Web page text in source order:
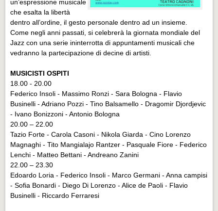
un’espressione musicale
che esalta la libertà
dentro all’ordine, il gesto personale dentro ad un insieme.
Come negli anni passati, si celebrerà la giornata mondiale del
Jazz con una serie ininterrotta di appuntamenti musicali che
vedranno la partecipazione di decine di artisti.
MUSICISTI OSPITI
18.00 - 20.00
Federico Insoli - Massimo Ronzi - Sara Bologna - Flavio
Businelli - Adriano Pozzi - Tino Balsamello - Dragomir Djordjevic
- Ivano Bonizzoni - Antonio Bologna
20.00 – 22.00
Tazio Forte - Carola Casoni - Nikola Giarda - Cino Lorenzo
Magnaghi - Tito Mangialajo Rantzer - Pasquale Fiore - Federico
Lenchi - Matteo Bettani - Andreano Zanini
22.00 – 23.30
Edoardo Loria - Federico Insoli - Marco Germani - Anna campisi
- Sofia Bonardi - Diego Di Lorenzo - Alice de Paoli - Flavio
Businelli - Riccardo Ferraresi